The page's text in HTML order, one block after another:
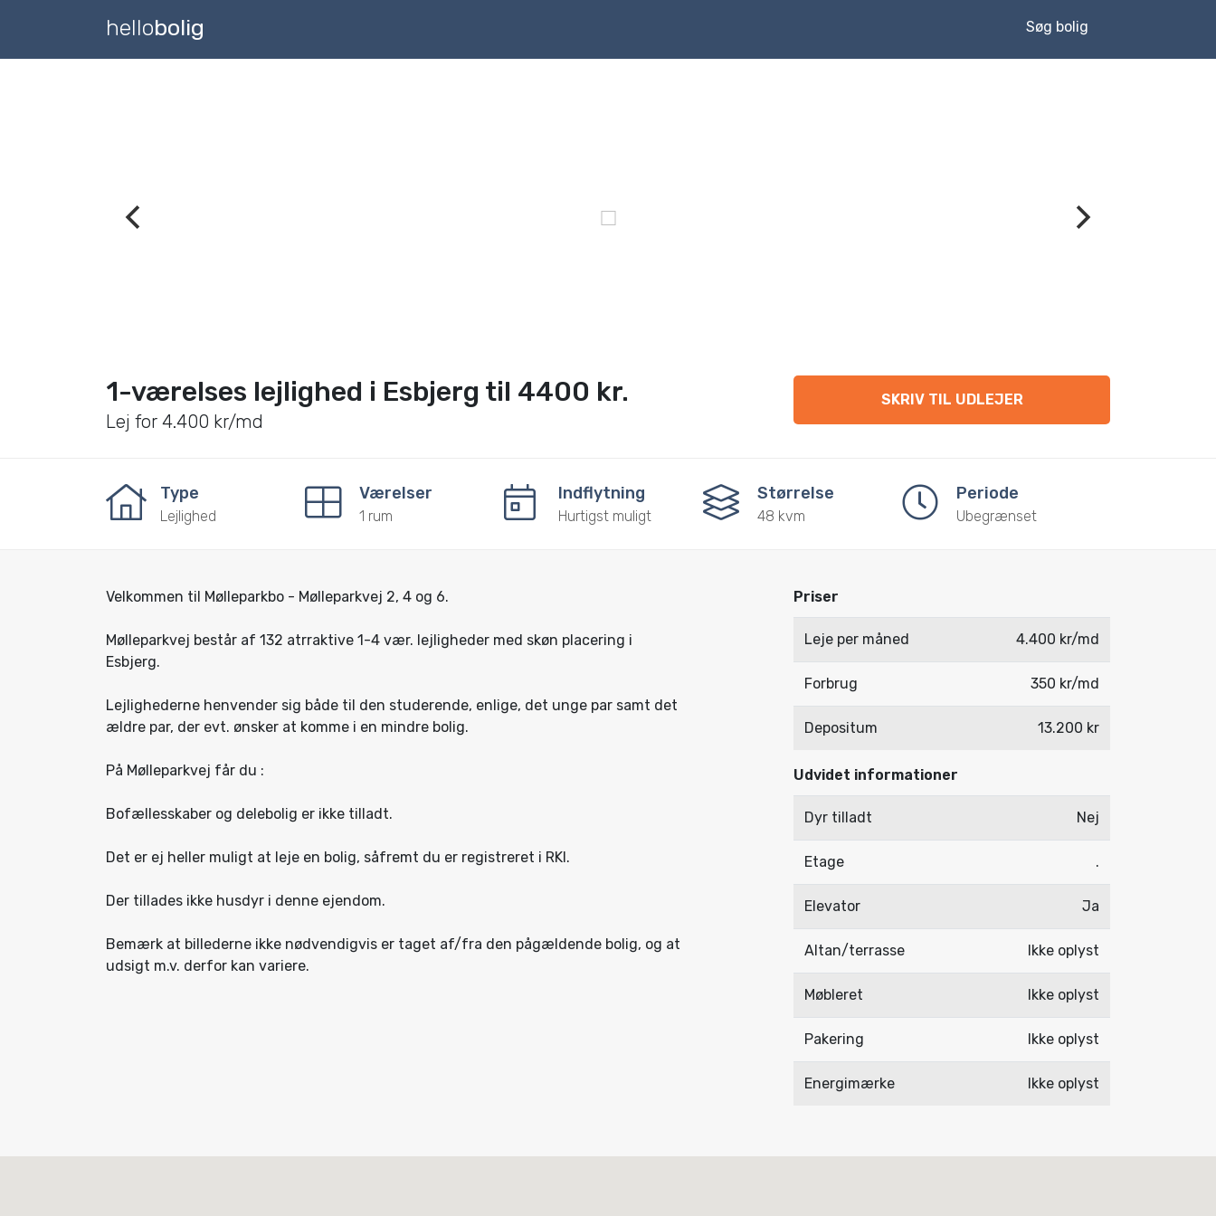
hellobolig Søg bolig
1-værelses lejlighed i Esbjerg til 4400 kr.
Lej for 4.400 kr/md
SKRIV TIL UDLEJER
Type
Lejlighed
Værelser
1 rum
Indflytning
Hurtigst muligt
Størrelse
48 kvm
Periode
Ubegrænset
Velkommen til Mølleparkbo - Mølleparkvej 2, 4 og 6.
Mølleparkvej består af 132 atrraktive 1-4 vær. lejligheder med skøn placering i
Esbjerg.
Lejlighederne henvender sig både til den studerende, enlige, det unge par samt det
ældre par, der evt. ønsker at komme i en mindre bolig.
På Mølleparkvej får du :
Bofællesskaber og delebolig er ikke tilladt.
Det er ej heller muligt at leje en bolig, såfremt du er registreret i RKI.
Der tillades ikke husdyr i denne ejendom.
Bemærk at billederne ikke nødvendigvis er taget af/fra den pågældende bolig, og at
udsigt m.v. derfor kan variere.
Priser
Leje per måned 4.400 kr/md
Forbrug 350 kr/md
Depositum 13.200 kr
Udvidet informationer
Dyr tilladt Nej
Etage .
Elevator Ja
Altan/terrasse Ikke oplyst
Møbleret Ikke oplyst
Pakering Ikke oplyst
Energimærke Ikke oplyst